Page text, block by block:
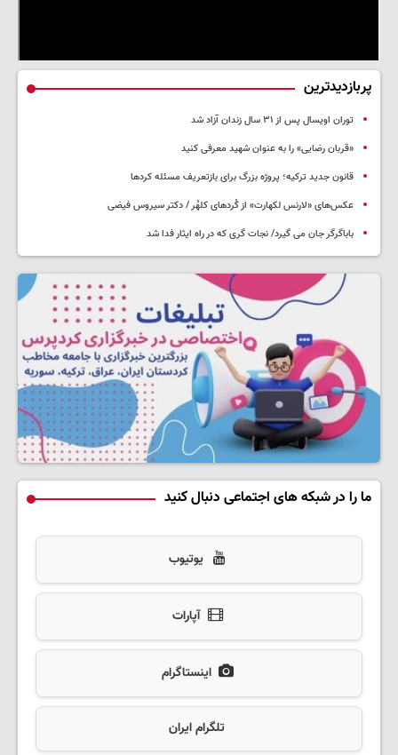
پربازدیدترین
توران اویسال پس از ۳۱ سال زندان آزاد شد
«قربان رضایی» را به عنوان شهید معرفی کنید
قانون جدید ترکیه؛ پروژه بزرگ‌ برای بازتعریف مسئله کردها
عکس‌های «لارنس لکهارت» از کُردهای کلهُر / دکتر سیروس فیضی
باباگرگر جان می گیرد/ نجات گری که در راه ایثار فدا شد
ما را در شبکه های اجتماعی دنبال کنید
یوتیوب
آپارات
اینستاگرام
تلگرام ایران